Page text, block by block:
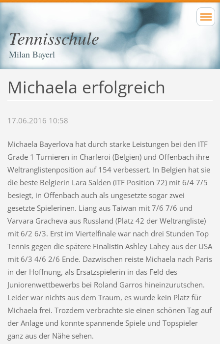
Tennisschule
Milan Bayerl
Michaela erfolgreich
17.06.2016 10:58
Michaela Bayerlova hat durch starke Leistungen bei den ITF
Grade 1 Turnieren in Charleroi (Belgien) und Offenbach ihre
Weltranglistenposition auf 154 verbessert. In Belgien hat sie
die beste Belgierin Lara Salden (ITF Position 72) mit 6/4 7/5
besiegt, in Offenbach auch als ungesetzte sogar zwei
gesetzte Spielerinen. Liang aus Taiwan mit 7/6 7/6 und
Varvara Gracheva aus Russland (Platz 42 der Weltrangliste)
mit 6/2 6/3. Erst im Viertelfinale war nach drei Stunden Top
Tennis gegen die spätere Finalistin Ashley Lahey aus der USA
mit 6/3 4/6 2/6 Ende. Dazwischen reiste Michaela nach Paris
in der Hoffnung, als Ersatzspielerin in das Feld des
Juniorenwettbewerbs bei Roland Garros hineinzurutschen.
Leider war nichts aus dem Traum, es wurde kein Platz für
Michaela frei. Trozdem verbrachte sie einen schönen Tag auf
der Anlage und konnte spannende Spiele und Topspieler
ganz aus der Nähe sehen.